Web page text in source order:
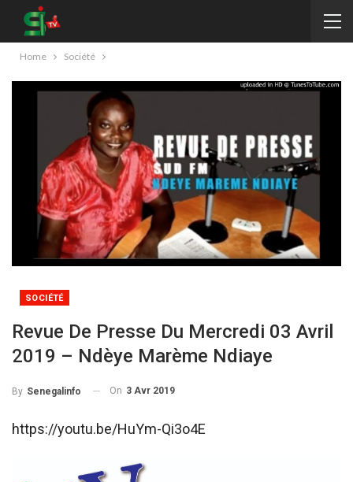
Home Société
SOCIÉTÉ
Revue De Presse Du Mercredi 03 Avril
2019 – Ndèye Marème Ndiaye
By Senegalinfo On 3 Avr 2019
https://youtu.be/HuYm-Qi3o4E